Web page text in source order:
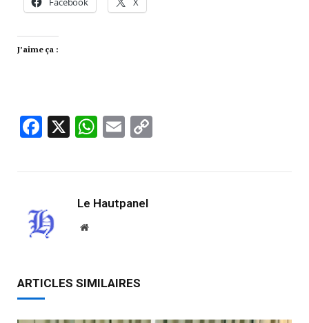
J’aime ça :
Facebook
X WhatsApp
Email
Le Hautpanel
Website
ARTICLES SIMILAIRES